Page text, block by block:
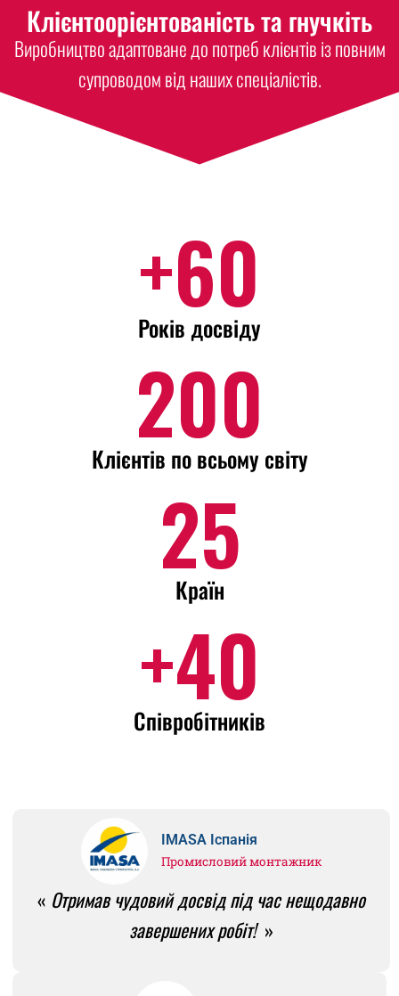
Клієнтоорієнтованість та гнучкіть
Виробництво адаптоване до потреб клієнтів із повним
супроводом від наших спеціалістів.
Років досвіду
+60
Клієнтів по всьому світу
200
Країн
25
Співробітників
+40
IMASA Іспанія
Промисловий монтажник
« Отримав чудовий досвід під час нещодавно
завершених робіт! »